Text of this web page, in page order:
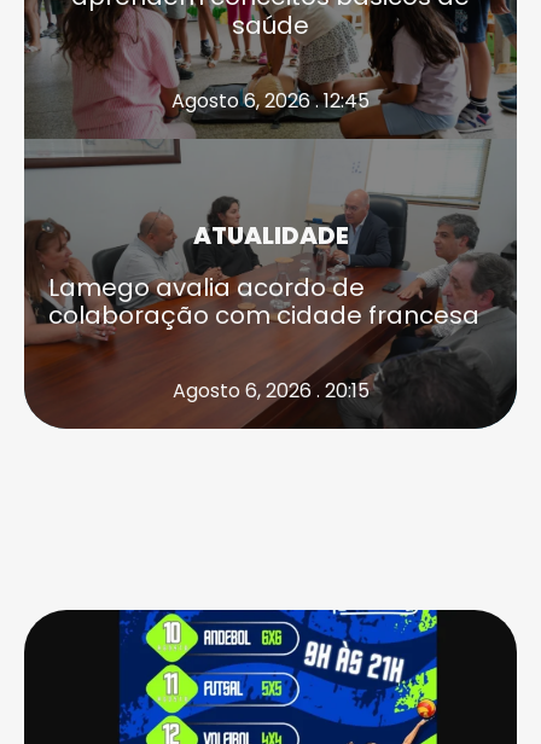
saúde
Agosto 6, 2026 . 12:45
ATUALIDADE
Lamego avalia acordo de
colaboração com cidade francesa
Agosto 6, 2026 . 20:15